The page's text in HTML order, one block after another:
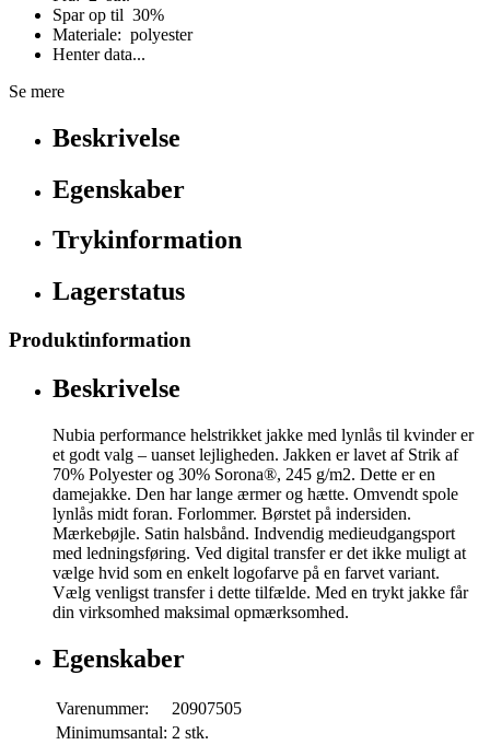
Spar op til 30%
Materiale: polyester
Henter data...
Se mere
Beskrivelse
Egenskaber
Trykinformation
Lagerstatus
Produktinformation
Beskrivelse
Nubia performance helstrikket jakke med lynlås til kvinder er
et godt valg – uanset lejligheden. Jakken er lavet af Strik af
70% Polyester og 30% Sorona®, 245 g/m2. Dette er en
damejakke. Den har lange ærmer og hætte. Omvendt spole
lynlås midt foran. Forlommer. Børstet på indersiden.
Mærkebøjle. Satin halsbånd. Indvendig medieudgangsport
med ledningsføring. Ved digital transfer er det ikke muligt at
vælge hvid som en enkelt logofarve på en farvet variant.
Vælg venligst transfer i dette tilfælde. Med en trykt jakke får
din virksomhed maksimal opmærksomhed.
Egenskaber
Varenummer:
20907505
Minimumsantal: 2 stk.